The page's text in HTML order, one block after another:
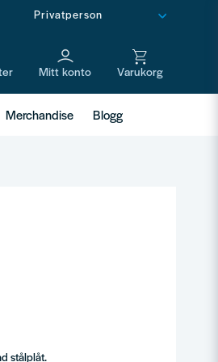
Merchandise Blogg
stålplåt.